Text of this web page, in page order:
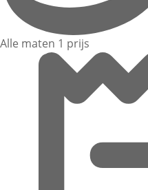
Alle maten 1 prijs